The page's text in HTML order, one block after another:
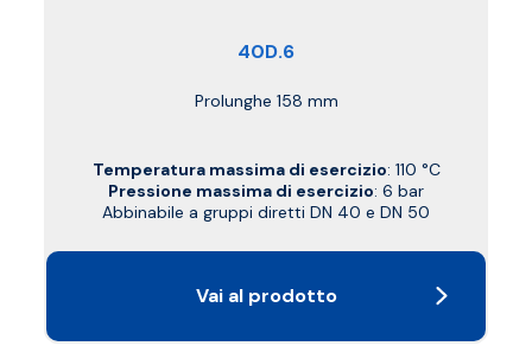
40D.6
Prolunghe 158 mm
Temperatura massima di esercizio: 110 °C
Pressione massima di esercizio: 6 bar
Abbinabile a gruppi diretti DN 40 e DN 50
Vai al prodotto